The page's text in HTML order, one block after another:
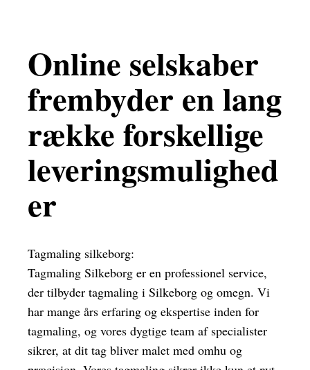
Online selskaber
frembyder en lang
række forskellige
leveringsmulighed
er
Tagmaling silkeborg:
Tagmaling Silkeborg er en professionel service,
der tilbyder tagmaling i Silkeborg og omegn. Vi
har mange års erfaring og ekspertise inden for
tagmaling, og vores dygtige team af specialister
sikrer, at dit tag bliver malet med omhu og